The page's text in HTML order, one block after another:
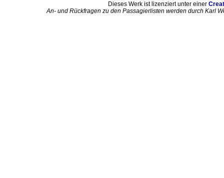
Dieses Werk ist lizenziert unter einer
An- und Rückfragen zu den Passagierlisten werden durch Karl